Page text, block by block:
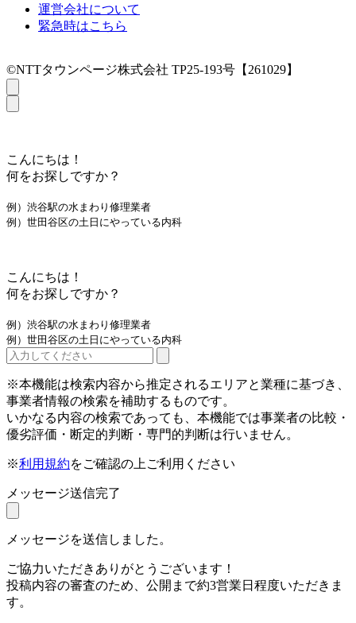
運営会社について
緊急時はこちら
©NTTタウンページ株式会社 TP25-193号【261029】
こんにちは！
何をお探しですか？
例）渋谷駅の水まわり修理業者
例）世田谷区の土日にやっている内科
こんにちは！
何をお探しですか？
例）渋谷駅の水まわり修理業者
例）世田谷区の土日にやっている内科
※本機能は検索内容から推定されるエリアと業種に基づき、
事業者情報の検索を補助するものです。
いかなる内容の検索であっても、本機能では事業者の比較・
優劣評価・断定的判断・専門的判断は行いません。
※利用規約をご確認の上ご利用ください
メッセージ送信完了
メッセージを送信しました。
ご協力いただきありがとうございます！
投稿内容の審査のため、公開まで約3営業日程度いただきま
す。